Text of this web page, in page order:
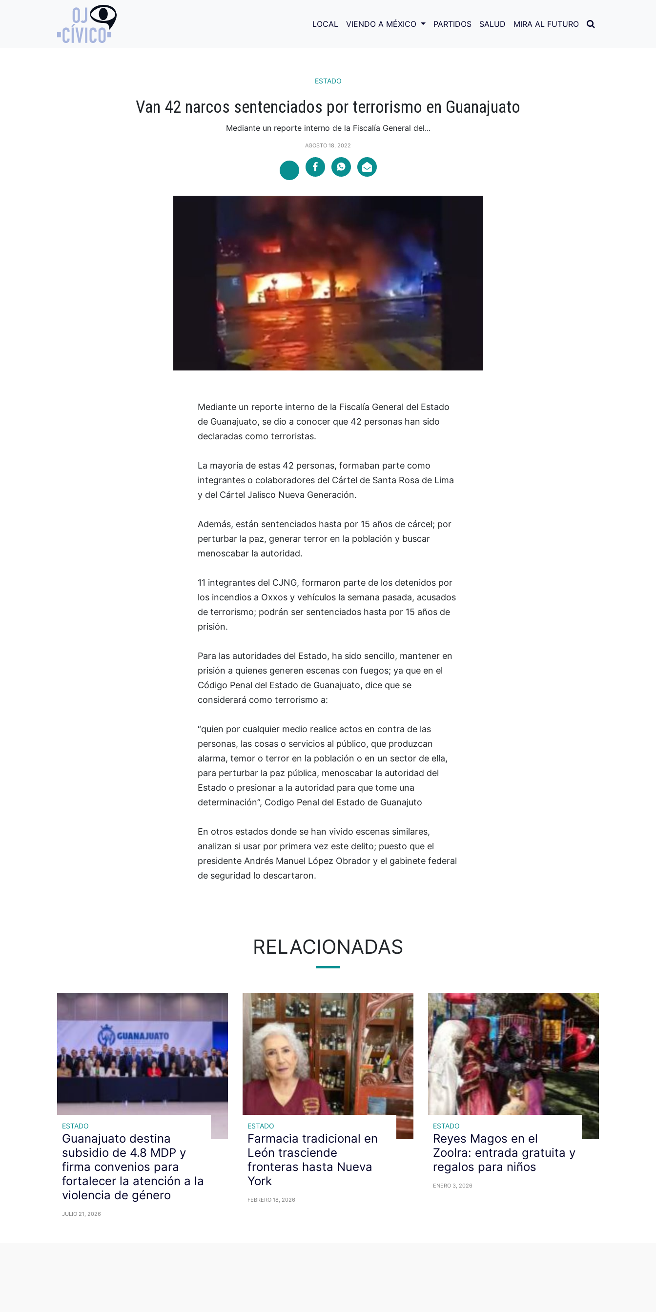
LOCAL VIENDO A MÉXICO PARTIDOS SALUD MIRA AL FUTURO
ESTADO
Van 42 narcos sentenciados por terrorismo en Guanajuato
Mediante un reporte interno de la Fiscalía General del...
AGOSTO 18, 2022
Mediante un reporte interno de la Fiscalía General del Estado
de Guanajuato, se dio a conocer que 42 personas han sido
declaradas como terroristas.
La mayoría de estas 42 personas, formaban parte como
integrantes o colaboradores del Cártel de Santa Rosa de Lima
y del Cártel Jalisco Nueva Generación.
Además, están sentenciados hasta por 15 años de cárcel; por
perturbar la paz, generar terror en la población y buscar
menoscabar la autoridad.
11 integrantes del CJNG, formaron parte de los detenidos por
los incendios a Oxxos y vehículos la semana pasada, acusados
de terrorismo; podrán ser sentenciados hasta por 15 años de
prisión.
Para las autoridades del Estado, ha sido sencillo, mantener en
prisión a quienes generen escenas con fuegos; ya que en el
Código Penal del Estado de Guanajuato, dice que se
considerará como terrorismo a:
“quien por cualquier medio realice actos en contra de las
personas, las cosas o servicios al público, que produzcan
alarma, temor o terror en la población o en un sector de ella,
para perturbar la paz pública, menoscabar la autoridad del
Estado o presionar a la autoridad para que tome una
determinación”, Codigo Penal del Estado de Guanajuto
En otros estados donde se han vivido escenas similares,
analizan si usar por primera vez este delito; puesto que el
presidente Andrés Manuel López Obrador y el gabinete federal
de seguridad lo descartaron.
RELACIONADAS
ESTADO
Guanajuato destina
subsidio de 4.8 MDP y
firma convenios para
fortalecer la atención a la
violencia de género
JULIO 21, 2026
ESTADO
Farmacia tradicional en
León trasciende
fronteras hasta Nueva
York
FEBRERO 18, 2026
ESTADO
Reyes Magos en el
ZooIra: entrada gratuita y
regalos para niños
ENERO 3, 2026